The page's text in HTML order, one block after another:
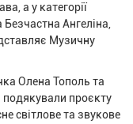
а у категорії
Ангеліна,
Музичну
Олена Тополь та
проєкту
світлове та звукове